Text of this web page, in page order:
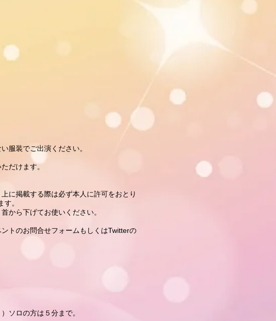
服装でご出演ください。
だけます。
に掲載する際は必ず本人に許可をおとり
。
から下げてお使いください。
トのお問合せフォームもしくはTwitterの
ソロの方は５分まで。